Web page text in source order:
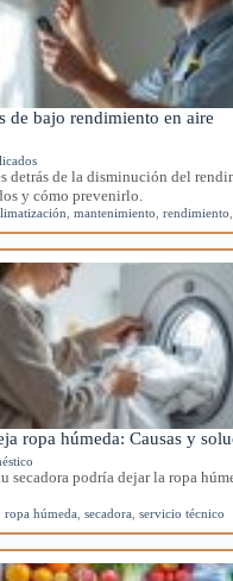
de bajo rendimiento en aire
detrás de la disminución del
y cómo prevenirlo.
mantenimiento rendimiento
ropa húmeda: Causas y
secadora podría dejar la ropa
ropa húmeda secadora servicio técnico